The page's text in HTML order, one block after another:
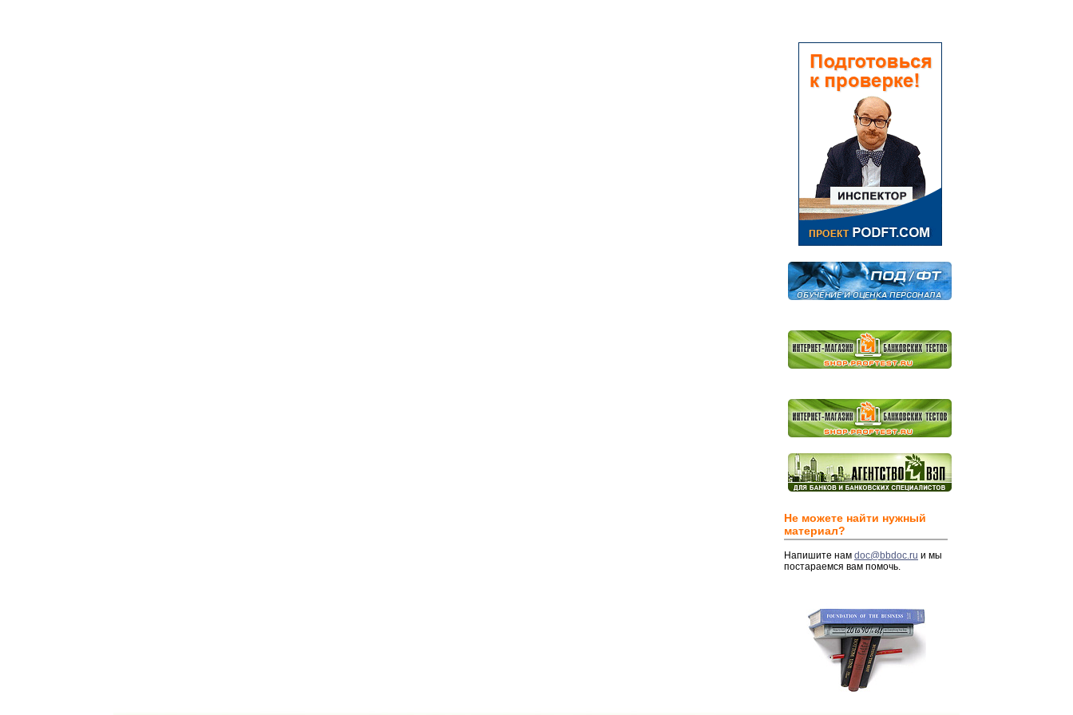
Не можете найти нужный
материал?
Напишите нам doc@bbdoc.ru и мы
постараемся вам помочь.